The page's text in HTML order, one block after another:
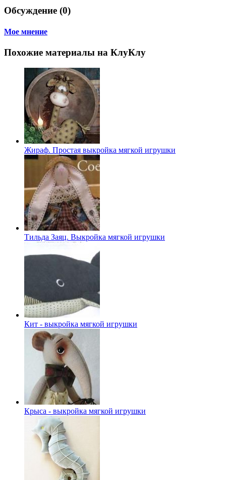
Обсуждение (0)
Мое мнение
Похожие материалы на КлуКлу
Жираф. Простая выкройка мягкой игрушки
Тильда Заяц. Выкройка мягкой игрушки
Кит - выкройка мягкой игрушки
Крыса - выкройка мягкой игрушки